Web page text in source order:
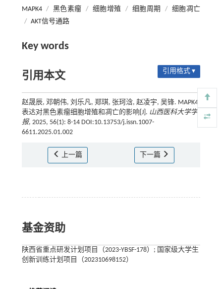
MAPK4 / 黑色素瘤 / 细胞增殖 / 细胞周期 / 细胞凋亡
/ AKT信号通路
Key words
引用本文 引用格式 ▾
赵晟辰, 邓朝伟, 刘乐凡, 郑琪, 张珂浛, 赵凌宇, 吴锋. MAPK4
表达对黑色素瘤细胞增殖和凋亡的影响[J]. 山西医科大学学
报, 2025, 56(1): 8-14 DOI:10.13753/j.issn.1007-
6611.2025.01.002
上一篇 下一篇
基金资助
陕西省重点研发计划项目（2023-YBSF-178）; 国家级大学生
创新训练计划项目（202310698152）